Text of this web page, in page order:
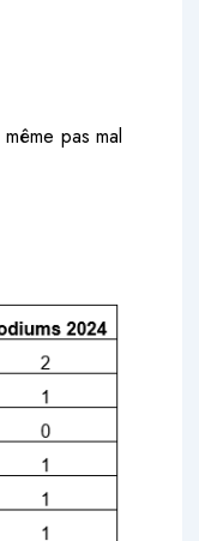
pas mal